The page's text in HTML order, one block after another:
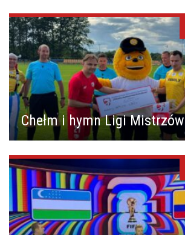
Chełm i hymn Ligi Mistrzów